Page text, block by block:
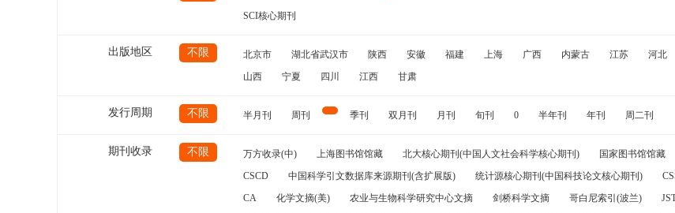
SCI核心期刊
出版地区 不限 北京市 湖北省武汉市 陕西 安徽 福建 上海 广西 内蒙古 江苏 河北
山西
宁夏 四川 江西 甘肃
发行周期 不限 半月刊 周刊 季刊 双月刊 月刊 旬刊 0 半年刊 年刊 周二刊
期刊收录 不限 万方收录(中) 上海图书馆馆藏 北大核心期刊(中国人文社会科学核心期刊) 国家图书馆馆藏
CSCD
中国科学引文数据库来源期刊(含扩展版) 统计源核心期刊(中国科技论文核心期刊)
CA
化学文摘(美) 农业与生物科学研究中心文摘 剑桥科学文摘 哥白尼索引(波兰)